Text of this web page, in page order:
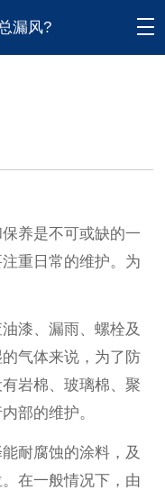
漏风?
养是不可或缺的一
重日常的维护。为
漆、漏雨、螺栓及
气体来说，为了防
岩棉、玻璃棉、聚
部的维护。
耐腐蚀的涂料，及
在一般情况下，由